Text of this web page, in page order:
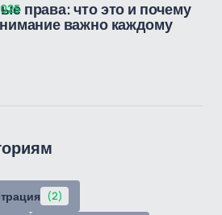
права: что это и почему
важно каждому
(2)